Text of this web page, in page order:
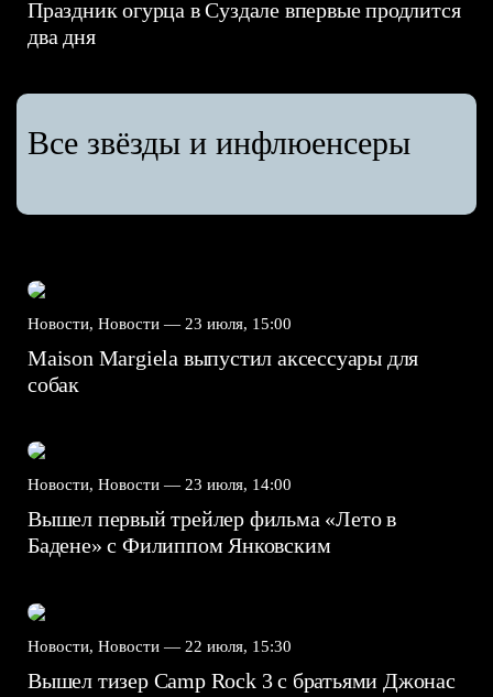
Праздник огурца в Суздале впервые продлится
два дня
Все звёзды и инфлюенсеры
Новости, Новости — 23 июля, 15:00
Maison Margiela выпустил аксессуары для
собак
Новости, Новости — 23 июля, 14:00
Вышел первый трейлер фильма «Лето в
Бадене» с Филиппом Янковским
Новости, Новости — 22 июля, 15:30
Вышел тизер Camp Rock 3 с братьями Джонас